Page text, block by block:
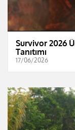
Survivor 2026
Tanıtımı
17/06/2026